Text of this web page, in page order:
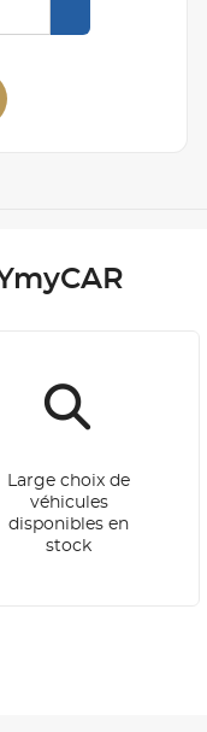
Large choix de
véhicules
disponibles en
stock